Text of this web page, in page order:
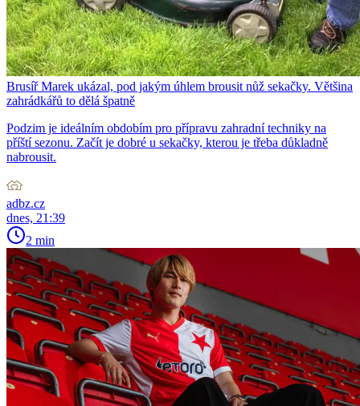
Brusíř Marek ukázal, pod jakým úhlem brousit nůž sekačky. Většina
zahrádkářů to dělá špatně
Podzim je ideálním obdobím pro přípravu zahradní techniky na
příští sezonu. Začít je dobré u sekačky, kterou je třeba důkladně
nabrousit.
adbz.cz
dnes, 21:39
2 min